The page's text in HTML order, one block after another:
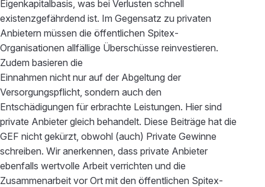
Eigenkapitalbasis, was bei Verlusten schnell
existenzgefährdend ist. Im Gegensatz zu privaten
Anbietern müssen die öffentlichen Spitex-
Organisationen allfällige Überschüsse reinvestieren.
Zudem basieren die
Einnahmen nicht nur auf der Abgeltung der
Versorgungspflicht, sondern auch den
Entschädigungen für erbrachte Leistungen. Hier sind
private Anbieter gleich behandelt. Diese Beiträge hat die
GEF nicht gekürzt, obwohl (auch) Private Gewinne
schreiben. Wir anerkennen, dass private Anbieter
ebenfalls wertvolle Arbeit verrichten und die
Zusammenarbeit vor Ort mit den öffentlichen Spitex-